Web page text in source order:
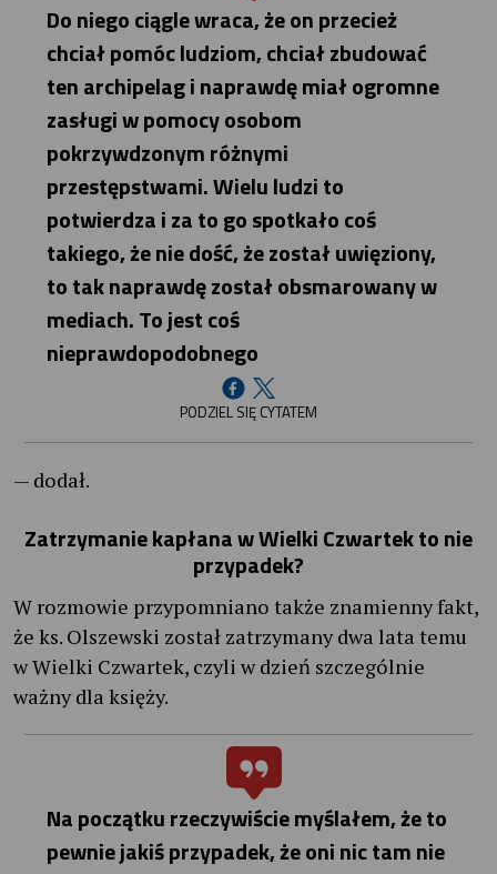
Do niego ciągle wraca, że on przecież
chciał pomóc ludziom, chciał zbudować
ten archipelag i naprawdę miał ogromne
zasługi w pomocy osobom
pokrzywdzonym różnymi
przestępstwami. Wielu ludzi to
potwierdza i za to go spotkało coś
takiego, że nie dość, że został uwięziony,
to tak naprawdę został obsmarowany w
mediach. To jest coś
nieprawdopodobnego
PODZIEL SIĘ CYTATEM
— dodał.
Zatrzymanie kapłana w Wielki Czwartek to nie
przypadek?
W rozmowie przypomniano także znamienny fakt,
że ks. Olszewski został zatrzymany dwa lata temu
w Wielki Czwartek, czyli w dzień szczególnie
ważny dla księży.
Na początku rzeczywiście myślałem, że to
pewnie jakiś przypadek, że oni nic tam nie